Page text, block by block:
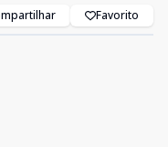
Favorito